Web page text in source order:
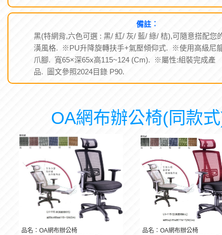
備註︰
黑(特網背,六色可選 : 黑/ 紅/ 灰/ 藍/ 綠/ 桔),可隨意搭配您
潢風格. ※PU升降旋轉扶手+氣壓傾仰式. ※使用高級尼
爪腳. 寬65×深65x高115~124 (Cm). ※屬性:組裝完成產
品. 圖文參照2024目錄 P90.
OA網布辦公椅(同款
品名：OA網布辦公椅
品名：OA網布辦公椅